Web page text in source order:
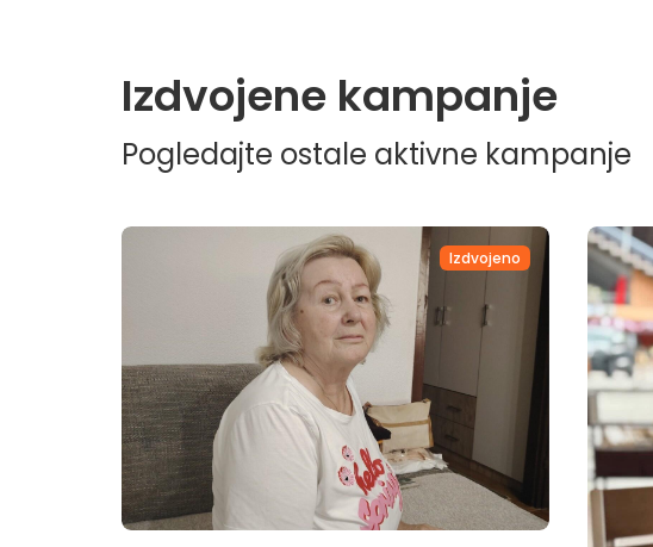
Izdvojene kampanje
Pogledajte ostale aktivne kampanje
Izdvojeno